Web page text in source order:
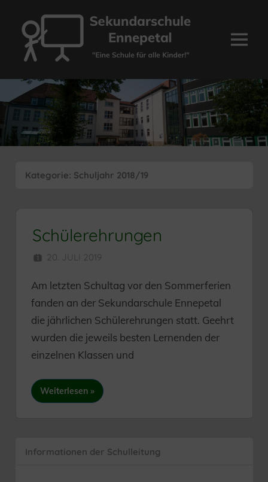
Inhalt
springen
Sekundarschule
Ennepetal
Menü
Kategorie: Schuljahr 2018/19
Schülerehrungen
20. JULI 2019
Am letzten Schultag vor den Sommerferien
fanden an der Sekundarschule Ennepetal
die jährlichen Schülerehrungen statt. Geehrt
wurden die jeweils besten Lernenden der
einzelnen Klassen und
Weiterlesen
Informationen der Schulleitung